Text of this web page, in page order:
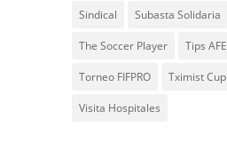
Sindical Subasta Solidaria
The Soccer Player Tips AFE
Torneo FIFPRO Tximist Cup
Visita Hospitales